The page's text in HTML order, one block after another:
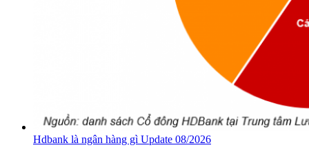
Hdbank là ngân hàng gì Update 08/2026